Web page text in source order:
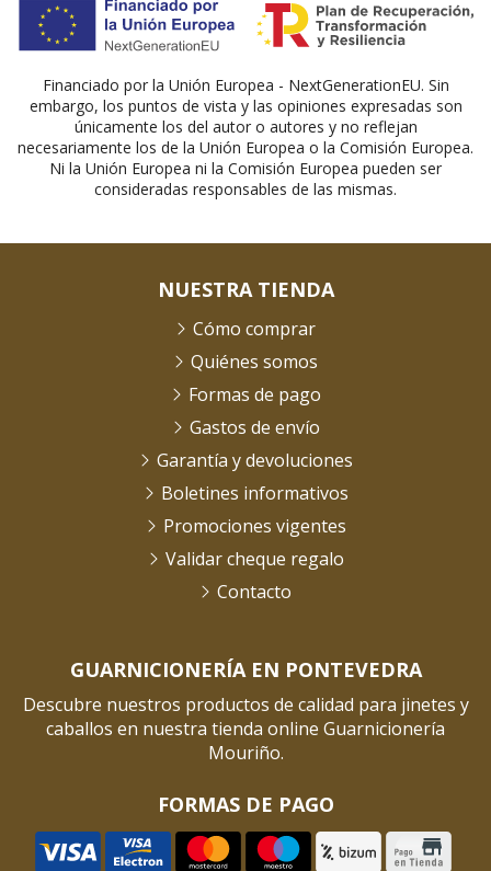
Financiado por la Unión Europea - NextGenerationEU. Sin
embargo, los puntos de vista y las opiniones expresadas son
únicamente los del autor o autores y no reflejan
necesariamente los de la Unión Europea o la Comisión Europea.
Ni la Unión Europea ni la Comisión Europea pueden ser
consideradas responsables de las mismas.
GUARNICIONERÍA EN PONTEVEDRA
Descubre nuestros productos de calidad para jinetes y
caballos en nuestra tienda online Guarnicionería
Mouriño.
FORMAS DE PAGO
NUESTRA TIENDA
Cómo comprar
Quiénes somos
Formas de pago
Gastos de envío
Garantía y devoluciones
Boletines informativos
Promociones vigentes
Validar cheque regalo
Contacto